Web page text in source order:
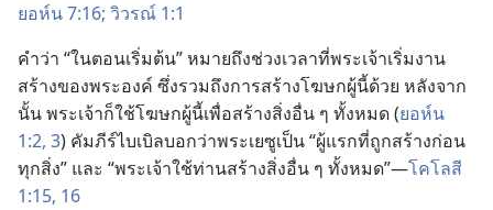
ยอห์น 7:16; วิวรณ์ 1:1
คำ​ว่า “ใน​ตอน​เริ่ม​ต้น” หมาย​ถึง​ช่วง​เวลา​ที่​พระเจ้า​เริ่ม​งาน​
สร้าง​ของ​พระองค์ ซึ่ง​รวม​ถึง​การ​สร้าง​โฆษก​ผู้​นี้​ด้วย หลัง​จาก​
นั้น พระเจ้า​ก็​ใช้​โฆษก​ผู้​นี้​เพื่อ​สร้าง​สิ่ง​อื่น​ ๆ ​ทั้ง​หมด (ยอห์น
1:2, 3) คัมภีร์​ไบเบิล​บอก​ว่า​พระ​เยซู​เป็น “ผู้​แรก​ที่​ถูก​สร้าง​ก่อน​
ทุก​สิ่ง” และ “พระเจ้า​ใช้​ท่าน​สร้าง​สิ่ง​อื่น​ ๆ ​ทั้ง​หมด”—โคโลสี
1:15, 16